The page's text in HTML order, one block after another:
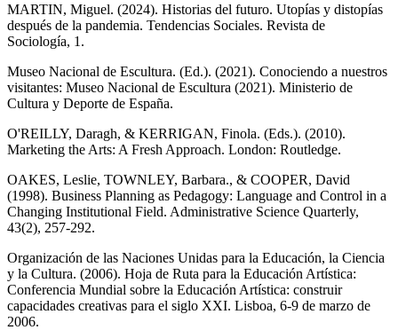
MARTIN, Miguel. (2024). Historias del futuro. Utopías y distopías
después de la pandemia. Tendencias Sociales. Revista de
Sociología, 1.
Museo Nacional de Escultura. (Ed.). (2021). Conociendo a nuestros
visitantes: Museo Nacional de Escultura (2021). Ministerio de
Cultura y Deporte de España.
O'REILLY, Daragh, & KERRIGAN, Finola. (Eds.). (2010).
Marketing the Arts: A Fresh Approach. London: Routledge.
OAKES, Leslie, TOWNLEY, Barbara., & COOPER, David
(1998). Business Planning as Pedagogy: Language and Control in a
Changing Institutional Field. Administrative Science Quarterly,
43(2), 257-292.
Organización de las Naciones Unidas para la Educación, la Ciencia
y la Cultura. (2006). Hoja de Ruta para la Educación Artística:
Conferencia Mundial sobre la Educación Artística: construir
capacidades creativas para el siglo XXI. Lisboa, 6-9 de marzo de
2006.